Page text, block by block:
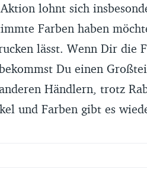
lohnt sich
Farben haben
lässt. Wenn Dir die
Du einen
Händlern, trotz
und Farben gibt es